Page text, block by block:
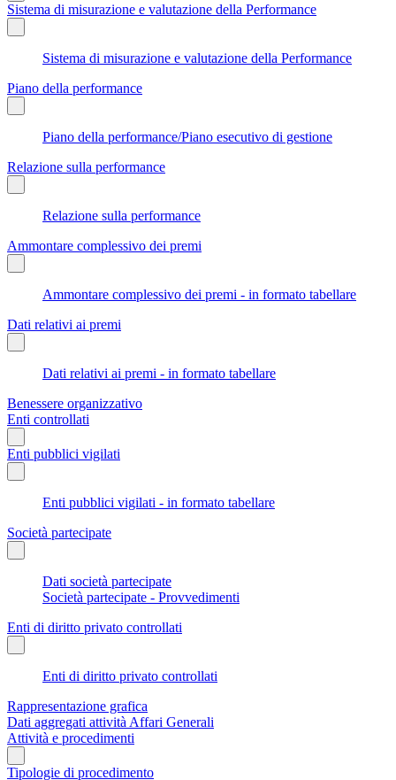
Sistema di misurazione e valutazione della Performance
Sistema di misurazione e valutazione della Performance
Piano della performance
Piano della performance/Piano esecutivo di gestione
Relazione sulla performance
Relazione sulla performance
Ammontare complessivo dei premi
Ammontare complessivo dei premi - in formato tabellare
Dati relativi ai premi
Dati relativi ai premi - in formato tabellare
Benessere organizzativo
Enti controllati
Enti pubblici vigilati
Enti pubblici vigilati - in formato tabellare
Società partecipate
Dati società partecipate
Società partecipate - Provvedimenti
Enti di diritto privato controllati
Enti di diritto privato controllati
Rappresentazione grafica
Dati aggregati attività Affari Generali
Attività e procedimenti
Tipologie di procedimento